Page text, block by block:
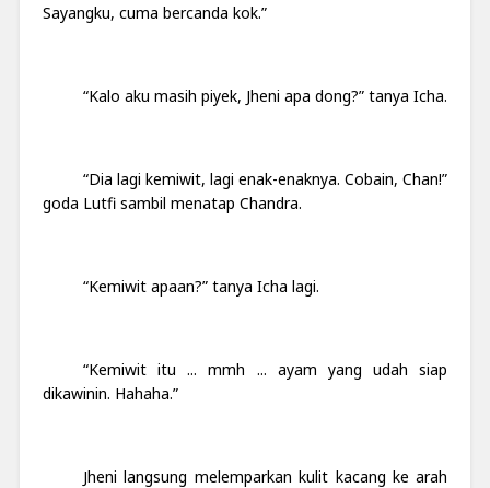
Sayangku, cuma bercanda kok.”
“Kalo aku masih piyek, Jheni apa dong?” tanya Icha.
“Dia lagi kemiwit, lagi enak-enaknya. Cobain, Chan!”
goda Lutfi sambil menatap Chandra.
“Kemiwit apaan?” tanya Icha lagi.
“Kemiwit itu ... mmh ... ayam yang udah siap
dikawinin. Hahaha.”
Jheni langsung melemparkan kulit kacang ke arah